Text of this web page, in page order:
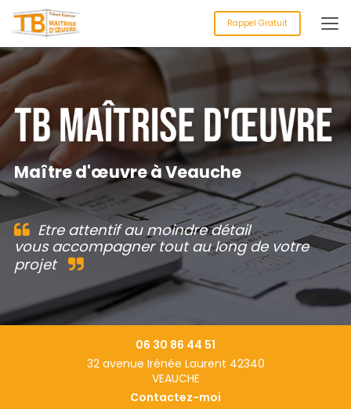
au
contenu
principal
Rappel Gratuit
Maître d'œuvre à Veauche
Etre attentif au moindre détail
vous accompagner tout au long de votre
projet
06 30 86 44 51
32 avenue Irénée Laurent 42340
VEAUCHE
Contactez-moi